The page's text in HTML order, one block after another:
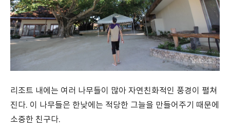
리조트 내에는 여러 나무들이 많아 자연친화적인 풍경이 펼쳐
진다. 이 나무들은 한낮에는 적당한 그늘을 만들어주기 때문에
소중한 친구다.